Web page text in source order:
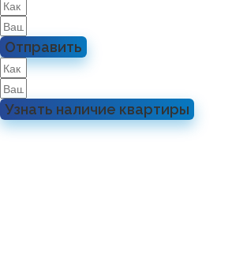
Отправить
Узнать наличие квартиры